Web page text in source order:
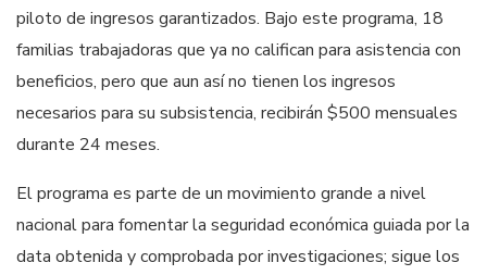
piloto de ingresos garantizados. Bajo este programa, 18
familias trabajadoras que ya no califican para asistencia con
beneficios, pero que aun así no tienen los ingresos
necesarios para su subsistencia, recibirán $500 mensuales
durante 24 meses.
El programa es parte de un movimiento grande a nivel
nacional para fomentar la seguridad económica guiada por la
data obtenida y comprobada por investigaciones; sigue los